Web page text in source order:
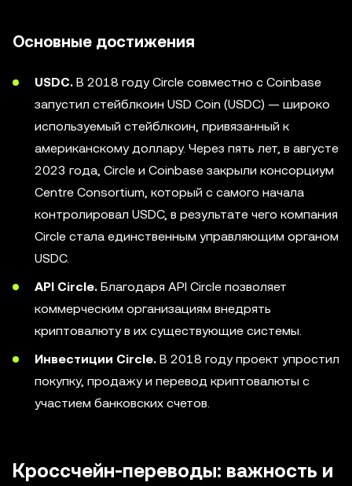
Основные достижения
USDC. В 2018 году Circle совместно с Coinbase
запустил стейблкоин USD Coin (USDC) — широко
используемый стейблкоин, привязанный к
американскому доллару. Через пять лет, в августе
2023 года, Circle и Coinbase закрыли консорциум
Centre Consortium, который с самого начала
контролировал USDC, в результате чего компания
Circle стала единственным управляющим органом
USDC.
API Circle. Благодаря API Circle позволяет
коммерческим организациям внедрять
криптовалюту в их существующие системы.
Инвестиции Circle. В 2018 году проект упростил
покупку, продажу и перевод криптовалюты с
участием банковских счетов.
Кроссчейн-переводы: важность и